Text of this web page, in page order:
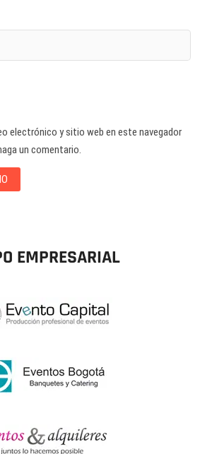
electrónico y sitio web en este navegador
un comentario.
EMPRESARIAL